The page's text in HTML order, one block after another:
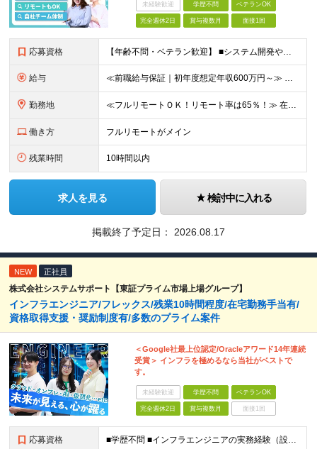
未経験歓迎 学歴不問 ベテランOK
完全週休2日 賞与複数月 面接1回
応募資格 【年齢不問・ベテラン歓迎】 ■システム開発やインフラの実務経験をお持ちの方（言語・工程・年数不問） ■学歴不問 ≪こんな方はぜひご応募ください≫ □SE経験を積んだがリーダー・PLのポジションがない
給与 ≪前職給与保証｜初年度想定年収600万円～≫ 月給45万円以上＋決算賞与＋交通費 ※スキル・経験を考慮の上、優遇します ※上記月給には固定残業代月20時間分(5万1000円以上)を含みます。超過し
勤務地 ≪フルリモートＯＫ！リモート率は65％！≫ 在宅勤務または東京・神奈川・埼玉・千葉のお客様先での勤務 ■本社 東京都港区芝2-22-15 STKビル 1F (変更の範囲)上記を除く当社関連勤務地
働き方 フルリモートがメイン
残業時間 10時間以内
求人を見る 検討中に入れる
掲載終了予定日： 2026.08.17
NEW 正社員
株式会社システムサポート【東証プライム市場上場グループ】
インフラエンジニア/フレックス/残業10時間程度/在宅勤務手当有/
資格取得支援・奨励制度有/多数のプライム案件
＜Google社最上位認定/Oracleアワード14年連続
受賞＞ インフラを極めるなら当社がベストで
す。
未経験歓迎 学歴不問 ベテランOK
完全週休2日 賞与複数月 面接1回
応募資格 ■学歴不問 ■インフラエンジニアの実務経験（設計～構築フェーズを想定） ★Google Cloud・OCI・AWS・Azureなどクラウド技術は問いませんが、経験・知見が深い方は優遇します！ ＜この